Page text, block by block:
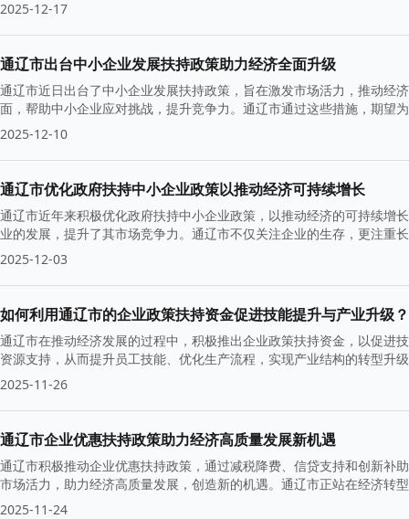
2025-12-17
通辽市出台中小企业发展扶持政策助力经济全面升级
通辽市近日出台了中小企业发展扶持政策，旨在激发市场活力，推动经
面，帮助中小企业应对挑战，提升竞争力。通辽市通过这些措施，期望
2025-12-10
通辽市优化政府扶持中小企业政策以推动经济可持续增长
通辽市近年来积极优化政府扶持中小企业政策，以推动经济的可持续增
业的发展，提升了其市场竞争力。通辽市不仅关注企业的生存，更注重
2025-12-03
如何利用通辽市的企业政策扶持资金促进技能提升与产业升级？
通辽市在推动经济发展的过程中，积极推出企业政策扶持资金，以促进
资源支持，从而提升员工技能、优化生产流程，实现产业结构的转型升
活力。
2025-11-26
通辽市企业优惠扶持政策助力经济高质量发展新机遇
通辽市积极推动企业优惠扶持政策，通过减税降费、信贷支持和创新补
市场活力，助力经济高质量发展，创造新的机遇。通辽市正站在经济转
2025-11-24